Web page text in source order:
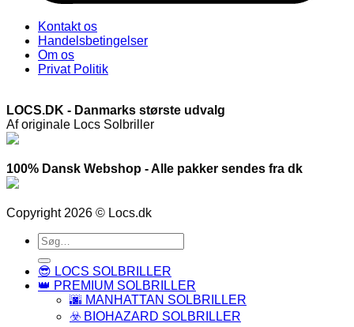
Kontakt os
Handelsbetingelser
Om os
Privat Politik
LOCS.DK - Danmarks største udvalg
Af originale Locs Solbriller
100% Dansk Webshop - Alle pakker sendes fra dk
Copyright 2026 © Locs.dk
Søg
efter:
😎 LOCS SOLBRILLER
👑 PREMIUM SOLBRILLER
🌆 MANHATTAN SOLBRILLER
☣️ BIOHAZARD SOLBRILLER